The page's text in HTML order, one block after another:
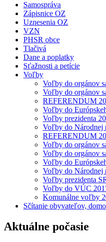
Samospráva
Zápisnice OZ
Uznesenia OZ
VZN
PHSR obce
Tlačivá
Dane a poplatky
Sťažnosti a petície
Voľby
Voľby do orgánov
Voľby do orgánov
REFERENDUM
Voľby do
Voľby prezidenta
Voľby do Národnej
REFERENDUM
Voľby do orgánov
Voľby do orgánov
Voľby do
Voľby do Národnej
Voľby prezidenta
Voľby do VÚC
Komunálne voľby
Sčítanie obyvateľov,
Aktuálne počasie